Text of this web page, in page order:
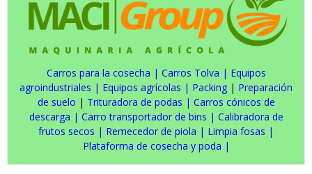
Carros para la cosecha | Carros Tolva | Equipos
agroindustriales | Equipos agrícolas | Packing | Preparación
de suelo | Trituradora de podas | Carros cónicos de
descarga | Carro transportador de bins | Calibradora de
frutos secos | Remecedor de piola | Limpia fosas |
Plataforma de cosecha y poda |